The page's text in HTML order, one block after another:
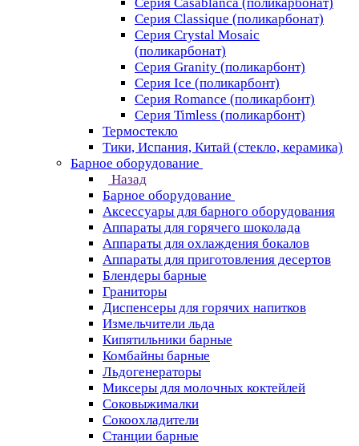
Серия Classique (поликарбонат)
Серия Crystal Mosaic
(поликарбонат)
Серия Granity (поликарбонт)
Серия Ice (поликарбонт)
Серия Romance (поликарбонт)
Серия Timless (поликарбонт)
Термостекло
Тики, Испания, Китай (стекло, керамика)
Барное оборудование
Назад
Барное оборудование
Аксессуары для барного оборудования
Аппараты для горячего шоколада
Аппараты для охлаждения бокалов
Аппараты для приготовления десертов
Блендеры барные
Граниторы
Диспенсеры для горячих напитков
Измельчители льда
Кипятильники барные
Комбайны барные
Льдогенераторы
Миксеры для молочных коктейлей
Соковыжималки
Сокоохладители
Станции барные